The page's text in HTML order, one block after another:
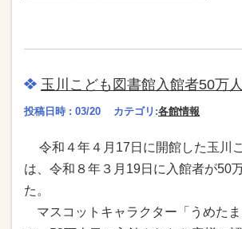
玉川こども図書館入館者50万
投稿日時 : 03/20 カテゴリ:各館情報
令和４年４月17日に開館した玉川
は、令和８年３月19日に入館者が50
た。
マスコットキャラクター「うめたま